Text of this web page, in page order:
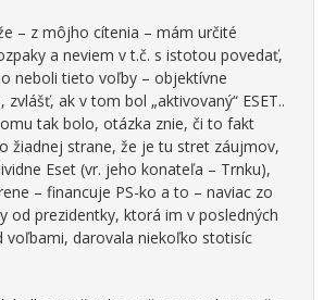
– z môjho cítenia – mám určité
a neviem v t.č. s istotou povedať,
neboli tieto voľby – objektívne
zvlášť, ak v tom bol „aktivovaný“ ESET..
tak bolo, otázka znie, či to fakt
žiadnej strane, že je tu stret záujmov,
Eset (vr. jeho konateľa – Trnku),
– financuje PS-ko a to – naviac zo
od prezidentky, ktorá im v posledných
voľbami, darovala niekoľko stotisíc